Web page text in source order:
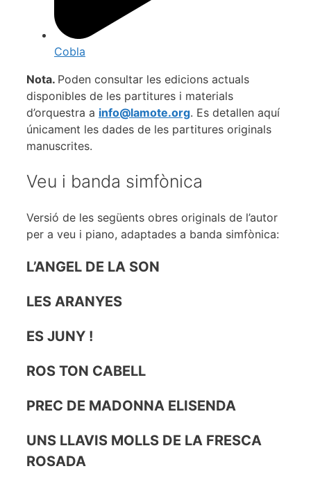
Cobla
Nota. Poden consultar les edicions actuals
disponibles de les partitures i materials
d’orquestra a info@lamote.org. Es detallen aquí
únicament les dades de les partitures originals
manuscrites.
Veu i banda simfònica​
Versió de les següents obres originals de l’autor
per a veu i piano, adaptades a banda simfònica:
L’ANGEL DE LA SON
LES ARANYES
ES JUNY !
ROS TON CABELL
PREC DE MADONNA ELISENDA
UNS LLAVIS MOLLS DE LA FRESCA
ROSADA